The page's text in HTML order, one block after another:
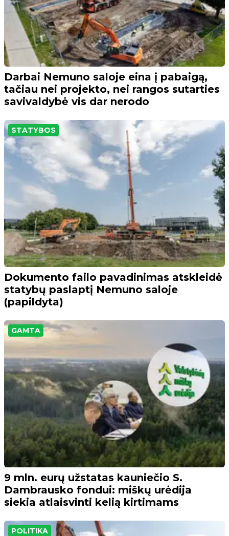
Darbai Nemuno saloje eina į pabaigą,
tačiau nei projekto, nei rangos sutarties
savivaldybė vis dar nerodo
STATYBOS
Dokumento failo pavadinimas atskleidė
statybų paslaptį Nemuno saloje
(papildyta)
GAMTA
9 mln. eurų užstatas kauniečio S.
Dambrausko fondui: miškų urėdija
siekia atlaisvinti kelią kirtimams
POLITIKA